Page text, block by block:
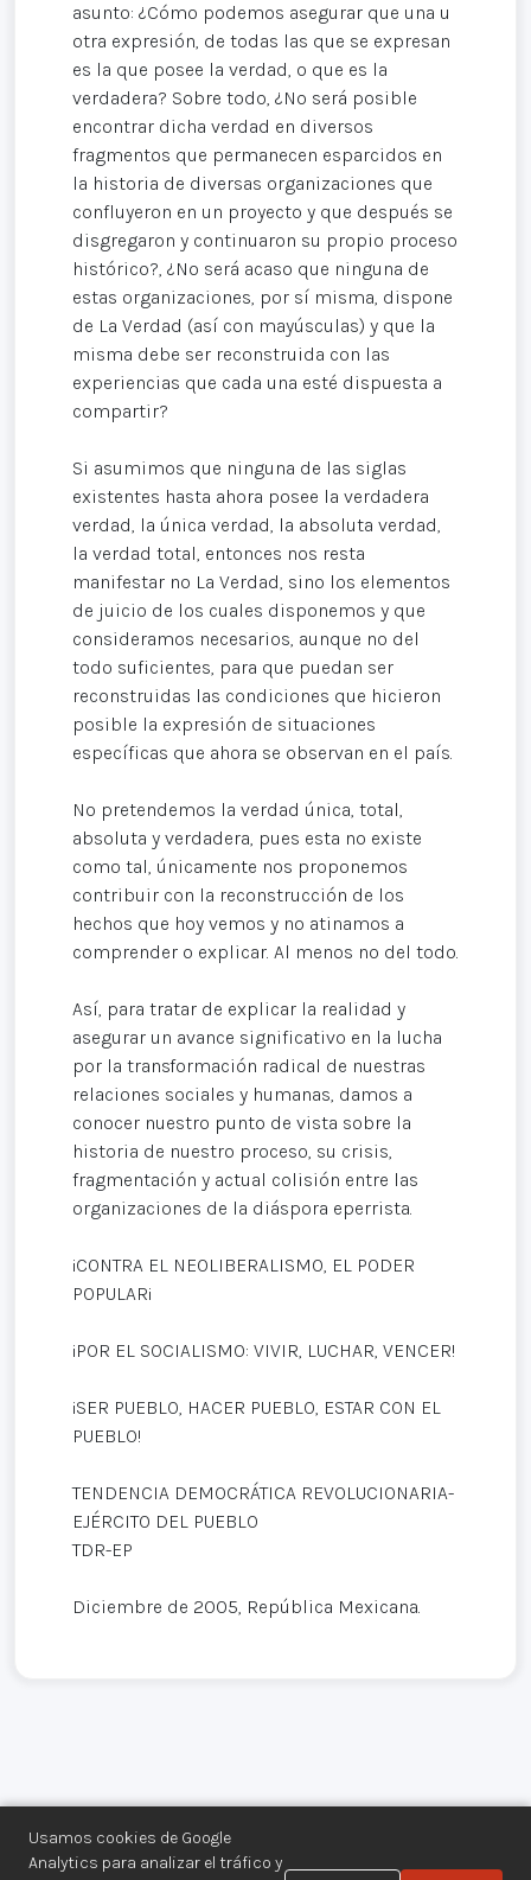
Usamos cookies de Google
Analytics para analizar el tráfico y
asunto: ¿Cómo podemos asegurar que una u
otra expresión, de todas las que se expresan
es la que posee la verdad, o que es la
verdadera? Sobre todo, ¿No será posible
encontrar dicha verdad en diversos
fragmentos que permanecen esparcidos en
la historia de diversas organizaciones que
confluyeron en un proyecto y que después se
disgregaron y continuaron su propio proceso
histórico?, ¿No será acaso que ninguna de
estas organizaciones, por sí misma, dispone
de La Verdad (así con mayúsculas) y que la
misma debe ser reconstruida con las
experiencias que cada una esté dispuesta a
compartir?
Si asumimos que ninguna de las siglas
existentes hasta ahora posee la verdadera
verdad, la única verdad, la absoluta verdad,
la verdad total, entonces nos resta
manifestar no La Verdad, sino los elementos
de juicio de los cuales disponemos y que
consideramos necesarios, aunque no del
todo suficientes, para que puedan ser
reconstruidas las condiciones que hicieron
posible la expresión de situaciones
específicas que ahora se observan en el país.
No pretendemos la verdad única, total,
absoluta y verdadera, pues esta no existe
como tal, únicamente nos proponemos
contribuir con la reconstrucción de los
hechos que hoy vemos y no atinamos a
comprender o explicar. Al menos no del todo.
Así, para tratar de explicar la realidad y
asegurar un avance significativo en la lucha
por la transformación radical de nuestras
relaciones sociales y humanas, damos a
conocer nuestro punto de vista sobre la
historia de nuestro proceso, su crisis,
fragmentación y actual colisión entre las
organizaciones de la diáspora eperrista.
¡CONTRA EL NEOLIBERALISMO, EL PODER
POPULAR¡
¡POR EL SOCIALISMO: VIVIR, LUCHAR, VENCER!
¡SER PUEBLO, HACER PUEBLO, ESTAR CON EL
PUEBLO!
TENDENCIA DEMOCRÁTICA REVOLUCIONARIA-
EJÉRCITO DEL PUEBLO
TDR-EP
Diciembre de 2005, República Mexicana.